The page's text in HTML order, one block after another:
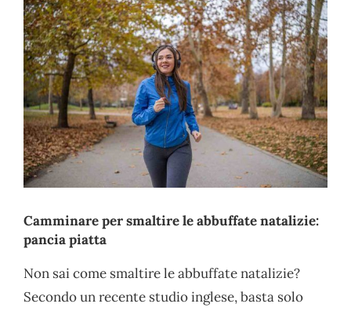
Camminare per smaltire le abbuffate natalizie:
pancia piatta
Non sai come smaltire le abbuffate natalizie?
Secondo un recente studio inglese, basta solo